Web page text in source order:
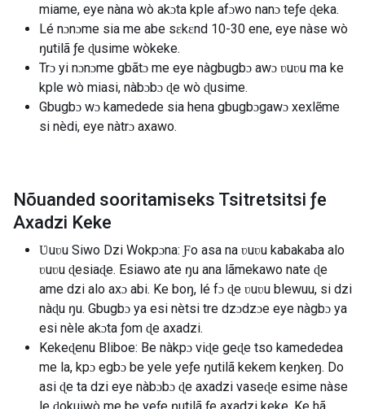
miame, eye nàna wò akɔta kple afɔwo nanɔ teƒe ɖeka.
Lé nɔnɔme sia me abe sɛkɛnd 10-30 ene, eye nàse wò
ŋutilã ƒe ɖusime wòkeke.
Trɔ yi nɔnɔme gbãtɔ me eye nàgbugbɔ awɔ ʋuʋu ma ke
kple wò miasi, nàbɔbɔ ɖe wò ɖusime.
Gbugbɔ wɔ kamedede sia hena gbugbɔgawɔ xexlẽme
si nèdi, eye nàtrɔ axawo.
Nõuanded sooritamiseks Tsitretsitsi ƒe
Axadzi Keke
Ʋuʋu Siwo Dzi Wokpɔna: Ƒo asa na ʋuʋu kabakaba alo
ʋuʋu ɖesiaɖe. Esiawo ate ŋu ana lãmekawo nate ɖe
ame dzi alo axɔ abi. Ke boŋ, lé fɔ ɖe ʋuʋu blewuu, si dzi
nàɖu ŋu. Gbugbɔ ya esi nètsi tre dzɔdzɔe eye nàgbɔ ya
esi nèle akɔta ƒom ɖe axadzi.
Kekeɖenu Bliboe: Be nàkpɔ viɖe geɖe tso kamededea
me la, kpɔ egbɔ be yele yeƒe ŋutilã kekem keŋkeŋ. Do
asi ɖe ta dzi eye nàbɔbɔ ɖe axadzi vaseɖe esime nàse